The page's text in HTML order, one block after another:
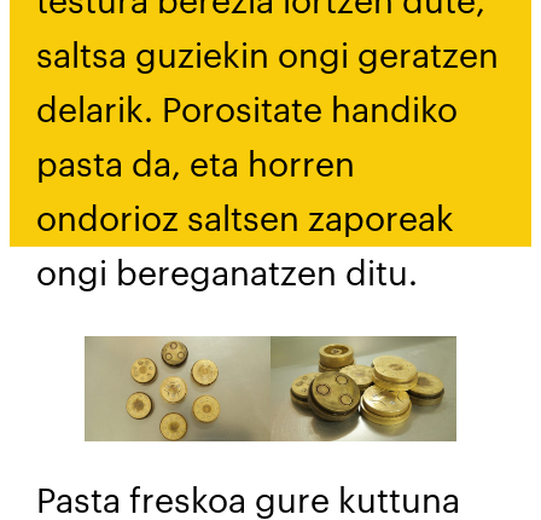
saltsa guziekin ongi geratzen
delarik. Porositate handiko
pasta da, eta horren
ondorioz saltsen zaporeak
ongi bereganatzen ditu.
Pasta freskoa gure kuttuna